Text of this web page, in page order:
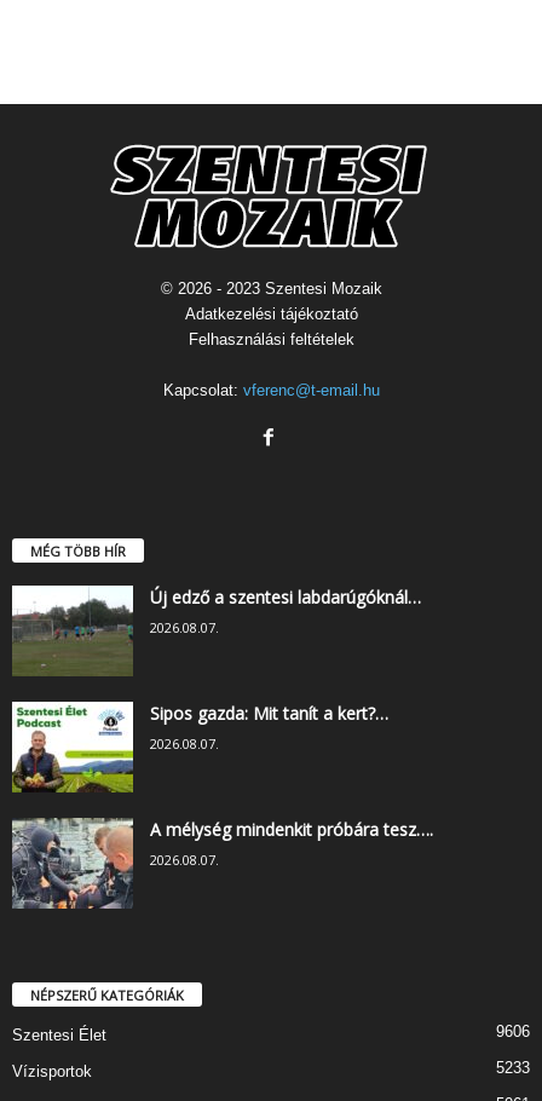
© 2026 - 2023 Szentesi Mozaik
Adatkezelési tájékoztató
Felhasználási feltételek
Kapcsolat: vferenc@t-email.hu
MÉG TÖBB HÍR
Új edző a szentesi labdarúgóknál…
2026.08.07.
Sipos gazda: Mit tanít a kert?…
2026.08.07.
A mélység mindenkit próbára tesz….
2026.08.07.
NÉPSZERŰ KATEGÓRIÁK
Szentesi Élet 9606
Vízisportok 5233